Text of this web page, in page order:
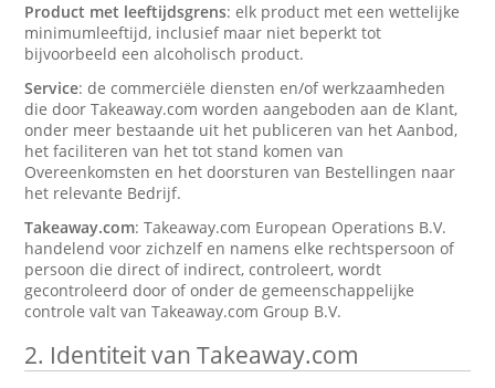
Product met leeftijdsgrens: elk product met een wettelijke
minimumleeftijd, inclusief maar niet beperkt tot
bijvoorbeeld een alcoholisch product.
Service: de commerciële diensten en/of werkzaamheden
die door Takeaway.com worden aangeboden aan de Klant,
onder meer bestaande uit het publiceren van het Aanbod,
het faciliteren van het tot stand komen van
Overeenkomsten en het doorsturen van Bestellingen naar
het relevante Bedrijf.
Takeaway.com: Takeaway.com European Operations B.V.
handelend voor zichzelf en namens elke rechtspersoon of
persoon die direct of indirect, controleert, wordt
gecontroleerd door of onder de gemeenschappelijke
controle valt van Takeaway.com Group B.V.
2. Identiteit van Takeaway.com